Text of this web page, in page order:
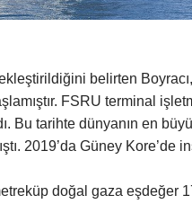
belirten
FSRU terminal
Bu tarihte dünyanın en
2019’da Güney Kore’de
doğal gaza eşdeğer